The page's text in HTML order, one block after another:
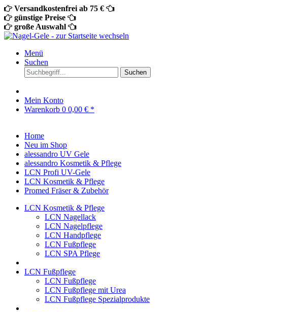
Versandkostenfrei ab 75 €
günstige Preise
große Auswahl
Menü
Suchen
Suchen
Mein Konto
Warenkorb 0 0,00 € *
Home
Neu im Shop
alessandro UV Gele
alessandro Kosmetik & Pflege
LCN Profi UV-Gele
LCN Kosmetik & Pflege
Promed Fräser & Zubehör
LCN Kosmetik & Pflege
LCN Nagellack
LCN Nagelpflege
LCN Handpflege
LCN Fußpflege
LCN SPA Pflege
LCN Fußpflege
LCN Fußpflege
LCN Fußpflege mit Urea
LCN Fußpflege Spezialprodukte